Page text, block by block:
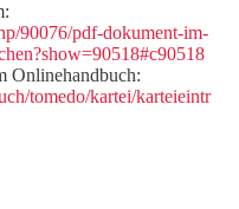
90076/pdf-dokument-im-
Onlinehandbuch:
tomedo/kartei/karteieintr